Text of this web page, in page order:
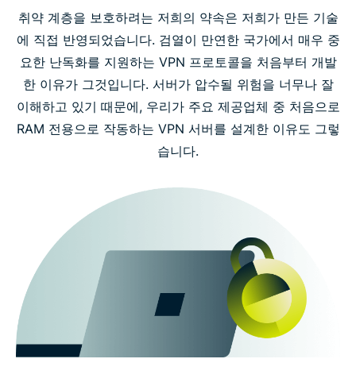
최신 디지털 권한 소식 구독
취약 계층을 보호하려는 저희의 약속은 저희가 만든 기술
에 직접 반영되었습니다. 검열이 만연한 국가에서 매우 중
요한 난독화를 지원하는 VPN 프로토콜을 처음부터 개발
한 이유가 그것입니다. 서버가 압수될 위험을 너무나 잘
이해하고 있기 때문에, 우리가 주요 제공업체 중 처음으로
RAM 전용으로 작동하는 VPN 서버를 설계한 이유도 그렇
습니다.